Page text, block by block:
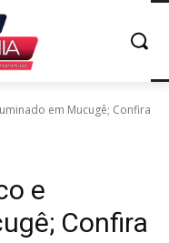
em Mucugê; Confira
e
Confira